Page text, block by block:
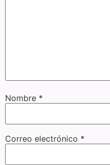
Nombre *
Correo electrónico *